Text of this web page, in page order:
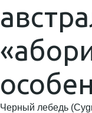
Черный лебедь